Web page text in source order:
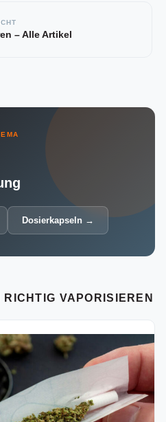
– Alle Artikel
Dosierkapseln →
RICHTIG VAPORISIEREN